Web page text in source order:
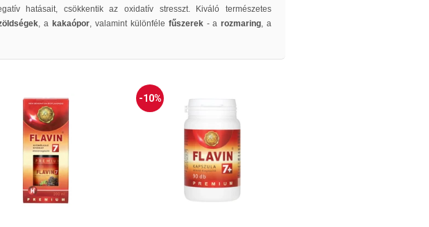
hatásait, csökkentik az oxidatív stresszt. Kiváló természetes
, a kakaópor, valamint különféle fűszerek - arozmaring, a
-10%